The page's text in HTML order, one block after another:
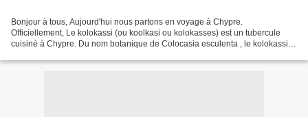
Bonjour à tous, Aujourd'hui nous partons en voyage à Chypre.
Officiellement, Le kolokassi (ou koolkasi ou kolokasses) est un tubercule
cuisiné à Chypre. Du nom botanique de Colocasia esculenta , le kolokassi